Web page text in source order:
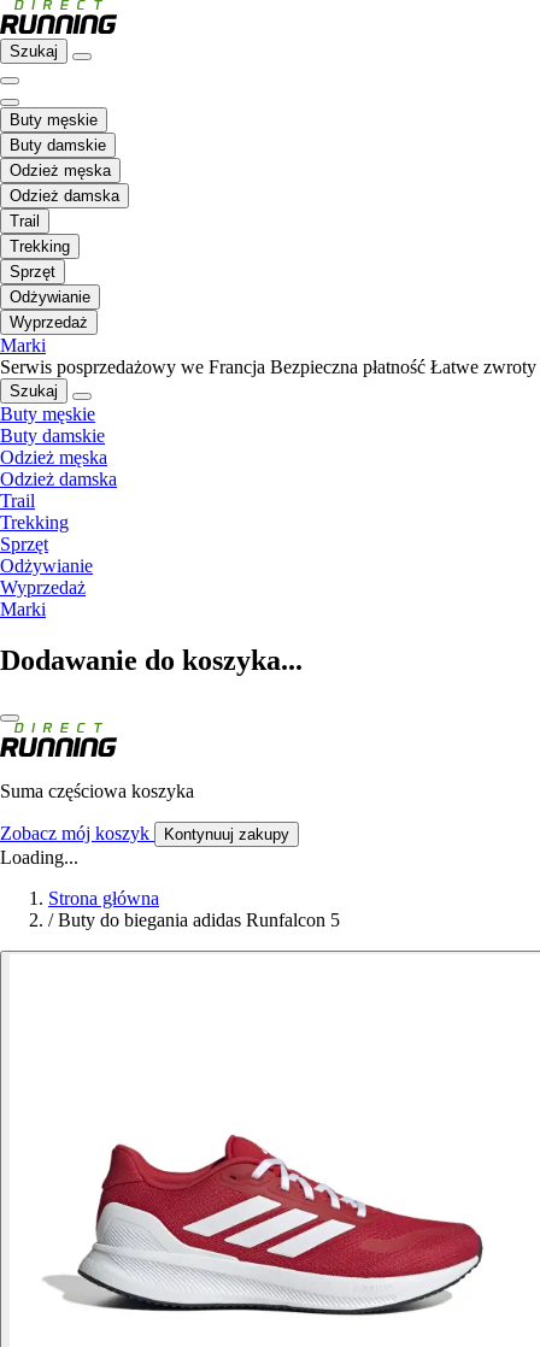
Szukaj
Buty męskie
Buty damskie
Odzież męska
Odzież damska
Trail
Trekking
Sprzęt
Odżywianie
Wyprzedaż
Marki
Serwis posprzedażowy we Francja Bezpieczna płatność Łatwe zwroty
Szukaj
Buty męskie
Buty damskie
Odzież męska
Odzież damska
Trail
Trekking
Sprzęt
Odżywianie
Wyprzedaż
Marki
Dodawanie do koszyka...
Suma częściowa koszyka
Zobacz mój koszyk Kontynuuj zakupy
Loading...
Strona główna
/ Buty do biegania adidas Runfalcon 5